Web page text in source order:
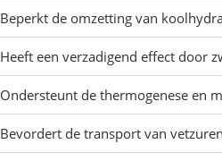
Beperkt de omzetting van
Heeft een verzadigend effect door
Ondersteunt de thermogenese en
Bevordert de transport van